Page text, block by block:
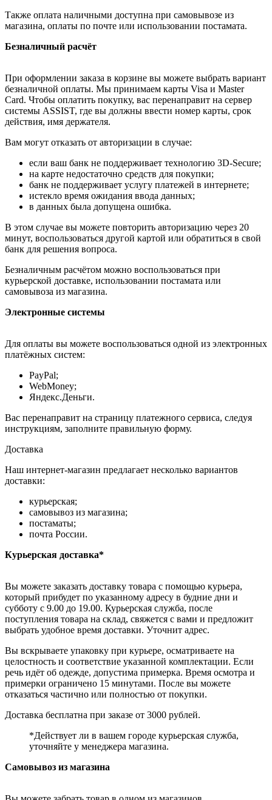
Также оплата наличными доступна при самовывозе из
магазина, оплаты по почте или использовании постамата.
Безналичный расчёт
При оформлении заказа в корзине вы можете выбрать вариант
безналичной оплаты. Мы принимаем карты Visa и Master
Card. Чтобы оплатить покупку, вас перенаправит на сервер
системы ASSIST, где вы должны ввести номер карты, срок
действия, имя держателя.
Вам могут отказать от авторизации в случае:
если ваш банк не поддерживает технологию 3D-Secure;
на карте недостаточно средств для покупки;
банк не поддерживает услугу платежей в интернете;
истекло время ожидания ввода данных;
в данных была допущена ошибка.
В этом случае вы можете повторить авторизацию через 20
минут, воспользоваться другой картой или обратиться в свой
банк для решения вопроса.
Безналичным расчётом можно воспользоваться при
курьерской доставке, использовании постамата или
самовывоза из магазина.
Электронные системы
Для оплаты вы можете воспользоваться одной из электронных
платёжных систем:
PayPal;
WebMoney;
Яндекс.Деньги.
Вас перенаправит на страницу платежного сервиса, следуя
инструкциям, заполните правильную форму.
Доставка
Наш интернет-магазин предлагает несколько вариантов
доставки:
курьерская;
самовывоз из магазина;
постаматы;
почта России.
Курьерская доставка*
Вы можете заказать доставку товара с помощью курьера,
который прибудет по указанному адресу в будние дни и
субботу с 9.00 до 19.00. Курьерская служба, после
поступления товара на склад, свяжется с вами и предложит
выбрать удобное время доставки. Уточнит адрес.
Вы вскрываете упаковку при курьере, осматриваете на
целостность и соответствие указанной комплектации. Если
речь идёт об одежде, допустима примерка. Время осмотра и
примерки ограничено 15 минутами. После вы можете
отказаться частично или полностью от покупки.
Доставка бесплатна при заказе от 3000 рублей.
*Действует ли в вашем городе курьерская служба,
уточняйте у менеджера магазина.
Самовывоз из магазина